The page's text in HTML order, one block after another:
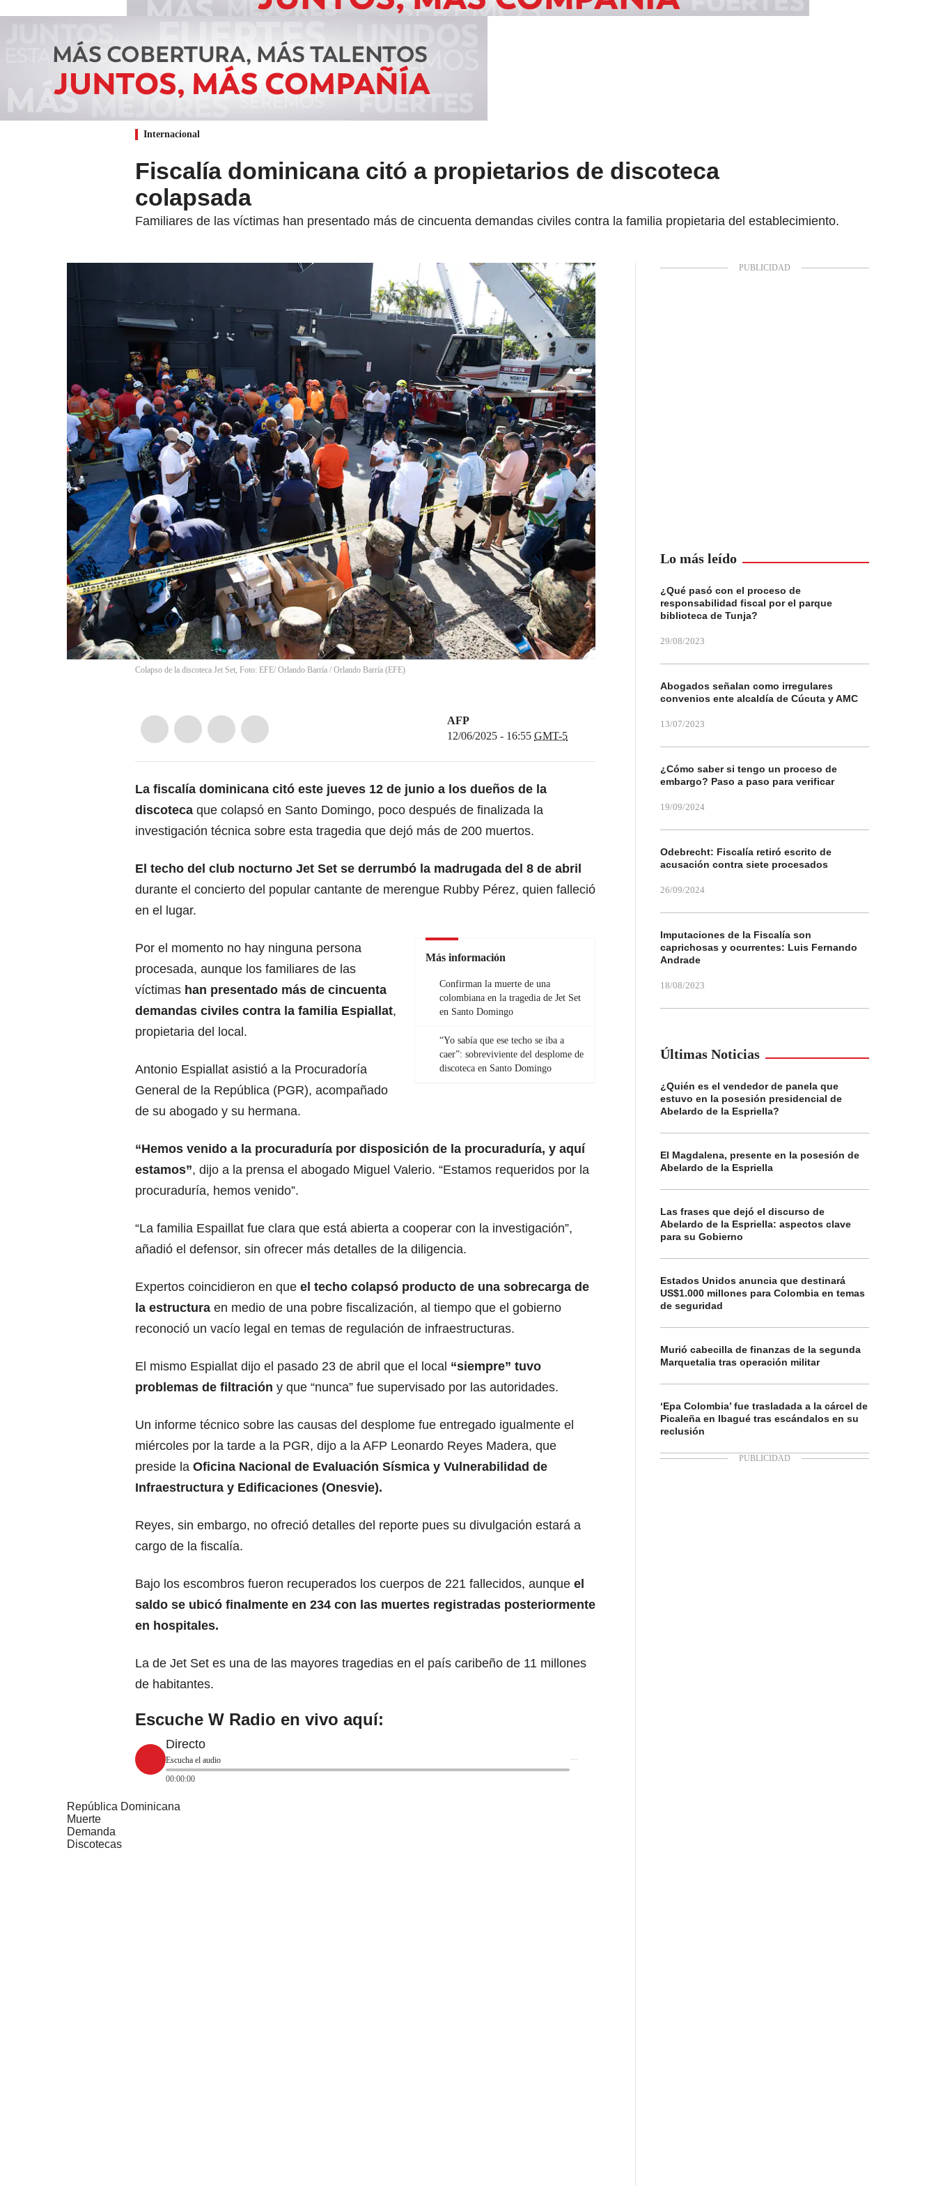
Internacional
Fiscalía dominicana citó a propietarios de discoteca
colapsada
Familiares de las víctimas han presentado más de cincuenta demandas civiles contra la familia propietaria del establecimiento.
Colapso de la discoteca Jet Set, Foto: EFE/ Orlando Barría / Orlando Barría (EFE)
AFP
12/06/2025 - 16:55 GMT-5
La fiscalía dominicana citó este jueves 12 de junio a los dueños de la
discoteca que colapsó en Santo Domingo, poco después de finalizada la
investigación técnica sobre esta tragedia que dejó más de 200 muertos.
El techo del club nocturno Jet Set se derrumbó la madrugada del 8 de abril
durante el concierto del popular cantante de merengue Rubby Pérez, quien falleció
en el lugar.
Más información
Confirman la muerte de una
colombiana en la tragedia de Jet Set
en Santo Domingo
“Yo sabía que ese techo se iba a
caer”: sobreviviente del desplome de
discoteca en Santo Domingo
Por el momento no hay ninguna persona
procesada, aunque los familiares de las
víctimas han presentado más de cincuenta
demandas civiles contra la familia Espiallat,
propietaria del local.
Antonio Espiallat asistió a la Procuradoría
General de la República (PGR), acompañado
de su abogado y su hermana.
“Hemos venido a la procuraduría por disposición de la procuraduría, y aquí
estamos”, dijo a la prensa el abogado Miguel Valerio. “Estamos requeridos por la
procuraduría, hemos venido”.
“La familia Espaillat fue clara que está abierta a cooperar con la investigación”,
añadió el defensor, sin ofrecer más detalles de la diligencia.
Expertos coincidieron en que el techo colapsó producto de una sobrecarga de
la estructura en medio de una pobre fiscalización, al tiempo que el gobierno
reconoció un vacío legal en temas de regulación de infraestructuras.
El mismo Espiallat dijo el pasado 23 de abril que el local “siempre” tuvo
problemas de filtración y que “nunca” fue supervisado por las autoridades.
Un informe técnico sobre las causas del desplome fue entregado igualmente el
miércoles por la tarde a la PGR, dijo a la AFP Leonardo Reyes Madera, que
preside la Oficina Nacional de Evaluación Sísmica y Vulnerabilidad de
Infraestructura y Edificaciones (Onesvie).
Reyes, sin embargo, no ofreció detalles del reporte pues su divulgación estará a
cargo de la fiscalía.
Bajo los escombros fueron recuperados los cuerpos de 221 fallecidos, aunque el
saldo se ubicó finalmente en 234 con las muertes registradas posteriormente
en hospitales.
La de Jet Set es una de las mayores tragedias en el país caribeño de 11 millones
de habitantes.
Escuche W Radio en vivo aquí:
Directo
Escucha el audio
00:00:00
República Dominicana
Muerte
Demanda
Discotecas
Lo más leído
¿Qué pasó con el proceso de
responsabilidad fiscal por el parque
biblioteca de Tunja?
29/08/2023
Abogados señalan como irregulares
convenios ente alcaldía de Cúcuta y AMC
13/07/2023
¿Cómo saber si tengo un proceso de
embargo? Paso a paso para verificar
19/09/2024
Odebrecht: Fiscalía retiró escrito de
acusación contra siete procesados
26/09/2024
Imputaciones de la Fiscalía son
caprichosas y ocurrentes: Luis Fernando
Andrade
18/08/2023
Últimas Noticias
¿Quién es el vendedor de panela que
estuvo en la posesión presidencial de
Abelardo de la Espriella?
El Magdalena, presente en la posesión de
Abelardo de la Espriella
Las frases que dejó el discurso de
Abelardo de la Espriella: aspectos clave
para su Gobierno
Estados Unidos anuncia que destinará
US$1.000 millones para Colombia en temas
de seguridad
Murió cabecilla de finanzas de la segunda
Marquetalia tras operación militar
‘Epa Colombia’ fue trasladada a la cárcel de
Picaleña en Ibagué tras escándalos en su
reclusión